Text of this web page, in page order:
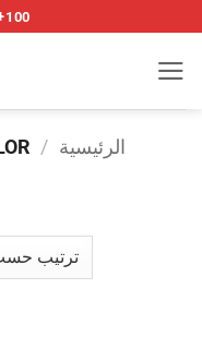
100+ FREE SHIPPING
الرئيسية /